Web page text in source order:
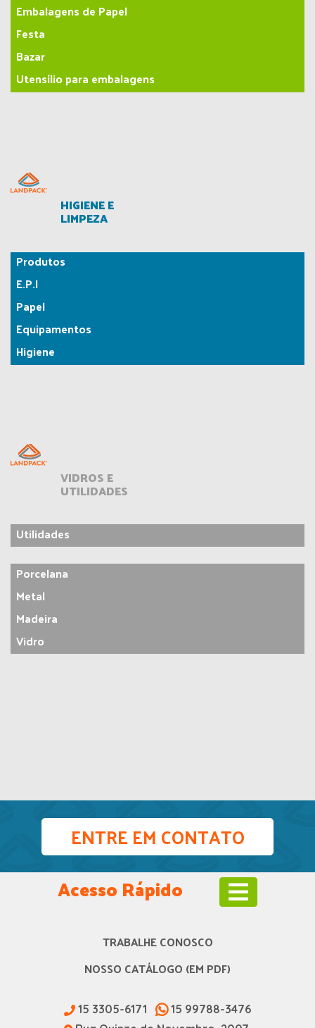
Embalagens de Papel
Festa
Bazar
Utensílio para embalagens
HIGIENE E
LIMPEZA
Produtos
E.P.I
Papel
Equipamentos
Higiene
VIDROS E
UTILIDADES
Utilidades
Porcelana
Metal
Madeira
Vidro
ENTRE EM CONTATO
Acesso Rápido
TRABALHE CONOSCO
NOSSO CATÁLOGO (EM PDF)
15 3305-6171
15 99788-3476